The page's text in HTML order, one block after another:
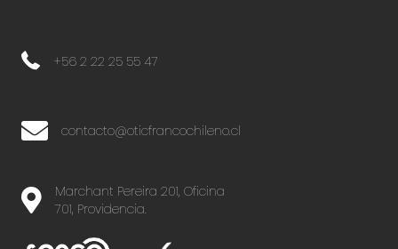
+56 2 22 25 55 47
+56 2 22 25 55 47
contacto@oticfrancochileno.cl
Marchant Pereira 201, Oficina
701, Providencia.